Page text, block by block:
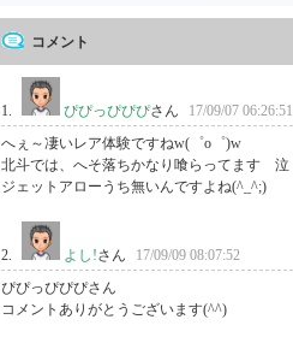
コメント
1. ぴぴっぴぴぴさん
17/09/07 06:26:51
へぇ～凄いレア体験ですねw(゜o゜)w
北斗では、へそ落ちかなり喰らってます　泣
ジェットアローうち無いんですよね(^_^;)
2. よし!さん
17/09/09 08:07:52
ぴぴっぴぴぴさん
コメントありがとうございます(^^)